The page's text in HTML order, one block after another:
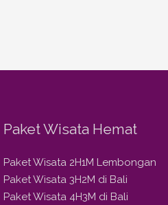
Paket Wisata Hemat
Paket Wisata 2H1M Lembongan
Paket Wisata 3H2M di Bali
Paket Wisata 4H3M di Bali